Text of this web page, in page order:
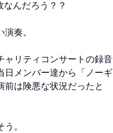
んだろう？？
奏。
ャリティコンサートの録音
日メンバー達から「ノーギ
は険悪な状況だったと
。